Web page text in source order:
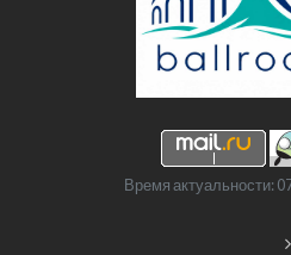
Время актуальности: